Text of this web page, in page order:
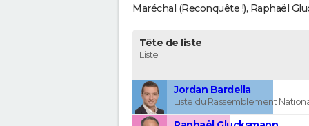
Maréchal (Reconquête !), Raphaël
Tête de liste
Liste
Jordan Bardella
Liste du Rassemblement